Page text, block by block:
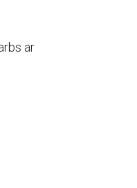
ar